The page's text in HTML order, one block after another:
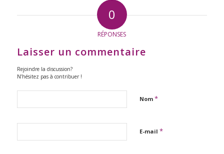
0
RÉPONSES
Laisser un commentaire
Rejoindre la discussion?
N’hésitez pas à contribuer !
Nom *
E-mail *